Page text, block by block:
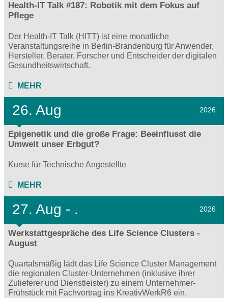
Health-IT Talk #187: Robotik mit dem Fokus auf
Pflege
Der Health-IT Talk (HITT) ist eine monatliche
Veranstaltungsreihe in Berlin-Brandenburg für Anwender,
Hersteller, Berater, Forscher und Entscheider der digitalen
Gesundheitswirtschaft.
MEHR
26. Aug 2026
Epigenetik und die große Frage: Beeinflusst die
Umwelt unser Erbgut?
Kurse für Technische Angestellte
MEHR
27. Aug - . 2026
Werkstattgespräche des Life Science Clusters -
August
Quartalsmäßig lädt das Life Science Cluster Management
die regionalen Cluster-Unternehmen (inklusive ihrer
Zulieferer und Dienstleister) zu einem Unternehmer-
Frühstück mit Fachvortrag ins KreativWerkR6 ein.